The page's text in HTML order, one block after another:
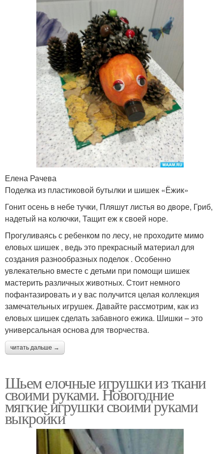
Елена Рачева
Поделка из пластиковой бутылки и шишек «Ёжик»
Гонит осень в небе тучки, Пляшут листья во дворе, Гриб,
надетый на колючки, Тащит еж к своей норе.
Прогуливаясь с ребенком по лесу, не проходите мимо
еловых шишек , ведь это прекрасный материал для
создания разнообразных поделок . Особенно
увлекательно вместе с детьми при помощи шишек
мастерить различных животных. Стоит немного
пофантазировать и у вас получится целая коллекция
замечательных игрушек. Давайте рассмотрим, как из
еловых шишек сделать забавного ежика. Шишки – это
универсальная основа для творчества.
читать дальше →
Шьем елочные игрушки из ткани
своими руками. Новогодние
мягкие игрушки своими руками
выкройки